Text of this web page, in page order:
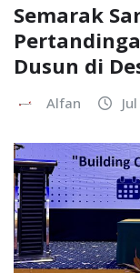
Semarak
Dusun di
Alfan